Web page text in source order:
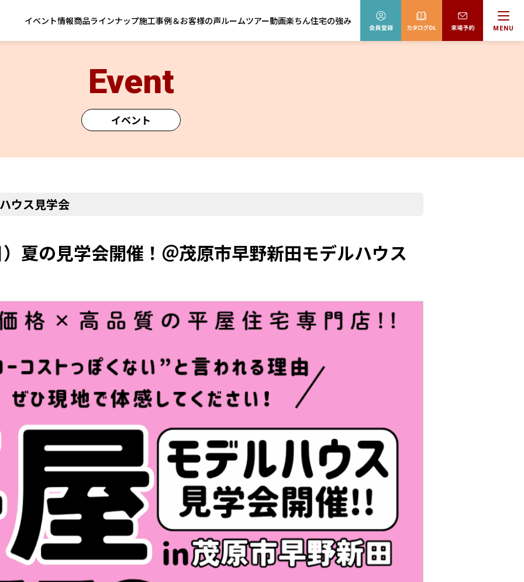
イベント情報商品ラインナップ施工事例＆お客様の声ルームツアー動画楽ちん住宅の強み
MENU
イベント
Event
ウス見学会
夏の見学会開催！＠茂原市早野新田モデルハウス